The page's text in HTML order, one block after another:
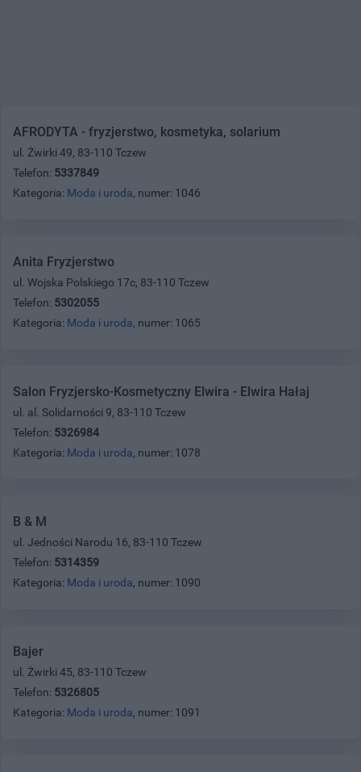
AFRODYTA - fryzjerstwo, kosmetyka, solarium
ul. Żwirki 49, 83-110 Tczew
Telefon: 5337849
Kategoria: Moda i uroda, numer: 1046
Anita Fryzjerstwo
ul. Wojska Polskiego 17c, 83-110 Tczew
Telefon: 5302055
Kategoria: Moda i uroda, numer: 1065
Salon Fryzjersko-Kosmetyczny Elwira - Elwira Hałaj
ul. al. Solidarności 9, 83-110 Tczew
Telefon: 5326984
Kategoria: Moda i uroda, numer: 1078
B & M
ul. Jedności Narodu 16, 83-110 Tczew
Telefon: 5314359
Kategoria: Moda i uroda, numer: 1090
Bajer
ul. Żwirki 45, 83-110 Tczew
Telefon: 5326805
Kategoria: Moda i uroda, numer: 1091